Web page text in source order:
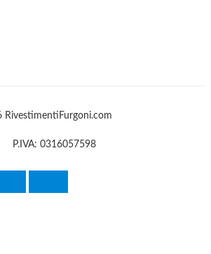
P.IVA: 0316057598